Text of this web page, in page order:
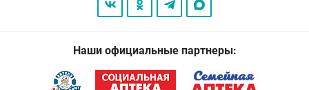
Наши официальные партнеры: